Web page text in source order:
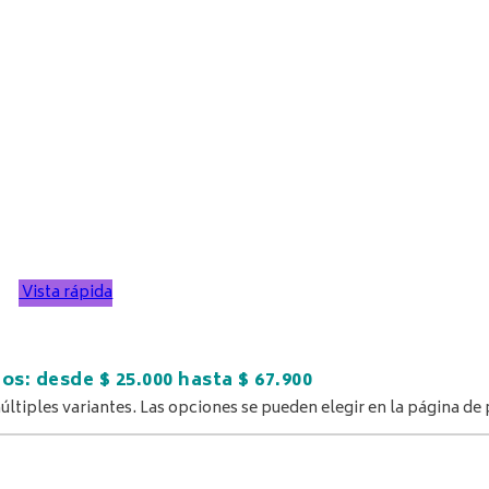
Vista rápida
desde $ 25.000 hasta $ 67.900
variantes. Las opciones se pueden elegir en la página